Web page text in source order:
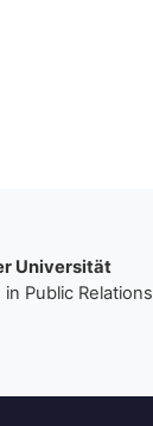
Universität
Public Relations